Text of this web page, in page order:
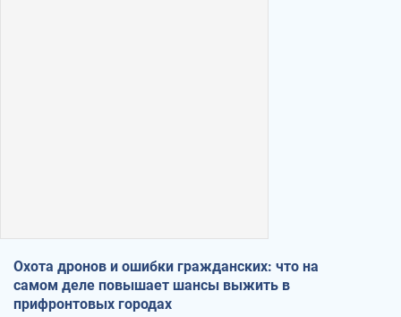
Охота дронов и ошибки гражданских: что на
самом деле повышает шансы выжить в
прифронтовых городах